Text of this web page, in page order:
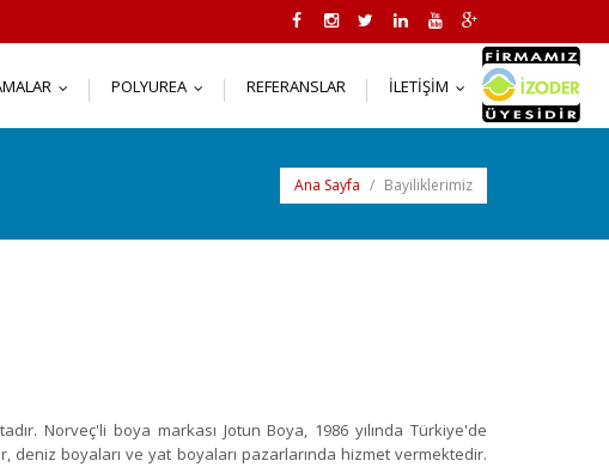
POLYUREA REFERANSLAR İLETIŞIM
Ana Sayfa / Bayiliklerimiz
Norveç'li boya markası Jotun Boya, 1986 yılında Türkiye'de
deniz boyaları ve yat boyaları pazarlarında hizmet vermektedir.